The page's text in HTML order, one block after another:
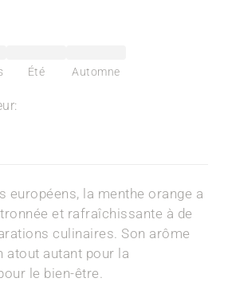
Été Automne
européens, la menthe orange a
et rafraîchissante à de
culinaires. Son arôme
atout autant pour la
le bien-être.